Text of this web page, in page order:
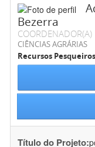
Bezerra
COORDENADOR(A)
CIÊNCIAS AGRÁRIAS
Recursos
Título do Projeto: